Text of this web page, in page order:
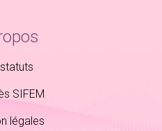
SIFEM
légales